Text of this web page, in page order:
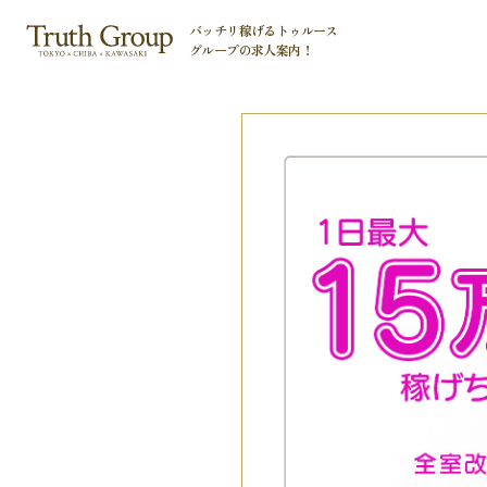
バッチリ稼げるトゥルース
グループの求人案内！